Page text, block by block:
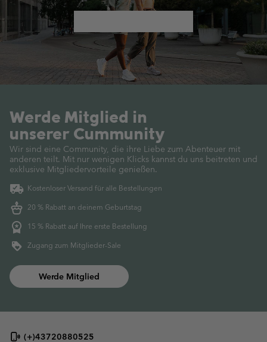
Werde Mitglied in
unserer Cummunity
Wir sind eine Community, die ihre Liebe zum Abenteuer mit
anderen teilt. Mit nur wenigen Klicks kannst du uns beitreten und
exklusive Mitgliedervorteile genießen.
Kostenloser Versand für alle Bestellungen
20 % Rabatt an deinem Geburtstag
15 % Rabatt auf Ihre erste Bestellung
Zugang zum Mitglieder-Sale
Werde Mitglied
(+)43720880525